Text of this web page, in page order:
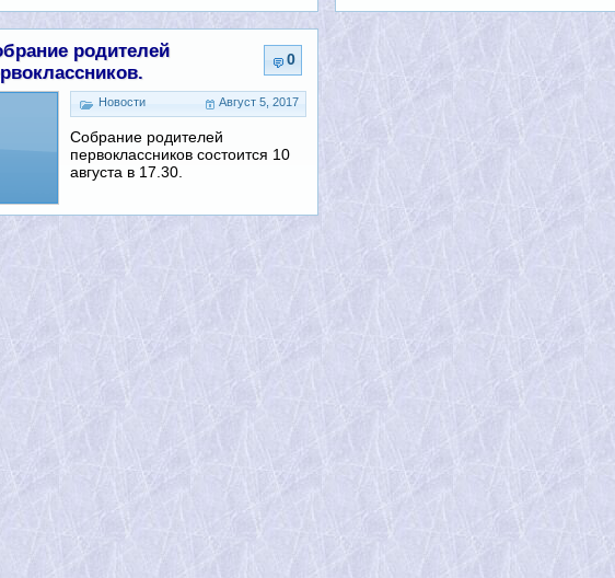
0
родителей
Август 5, 2017
Новости
Собрание родителей
первоклассников состоится 10
августа в 17.30.